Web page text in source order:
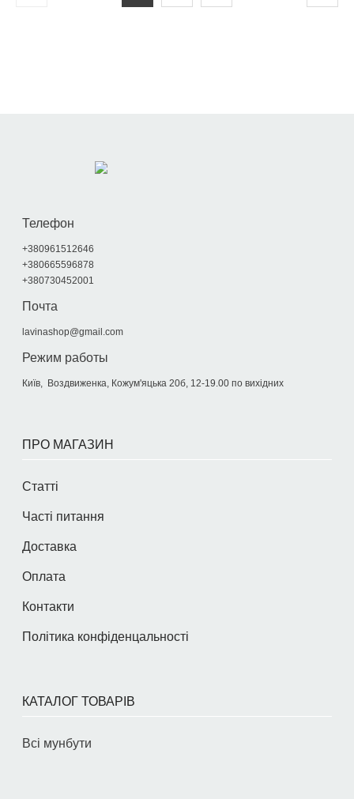
Телефон
+380961512646
+380665596878
+380730452001
Почта
lavinashop@gmail.com
Режим работы
Київ, Воздвиженка, Кожум'яцька 20б, 12-19.00 по вихідних
ПРО МАГАЗИН
Статті
Часті питання
Доставка
Оплата
Контакти
Політика конфіденцальності
КАТАЛОГ ТОВАРІВ
Всі мунбути